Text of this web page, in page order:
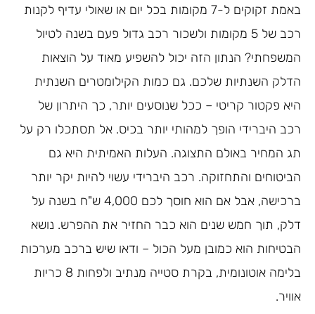
באמת זקוקים ל-7 מקומות בכל יום או שאולי עדיף לקנות
רכב של 5 מקומות ולשכור רכב גדול פעם בשנה לטיול
המשפחתי? הנתון הזה יכול להשפיע מאוד על הוצאות
הדלק השנתיות שלכם. גם כמות הקילומטרים השנתית
היא פקטור קריטי – ככל שנוסעים יותר, כך היתרון של
רכב היברידי הופך למהותי יותר בכיס. אל תסתכלו רק על
תג המחיר באולם התצוגה. העלות האמיתית היא גם
הביטוחים והתחזוקה. רכב היברידי עשוי להיות יקר יותר
ברכישה, אבל אם הוא חוסך לכם 4,000 ש"ח בשנה על
דלק, תוך חמש שנים הוא כבר החזיר את ההפרש. נושא
הבטיחות הוא כמובן מעל הכול – ודאו שיש ברכב מערכות
בלימה אוטונומית, בקרת סטייה מנתיב ולפחות 8 כריות
אוויר.